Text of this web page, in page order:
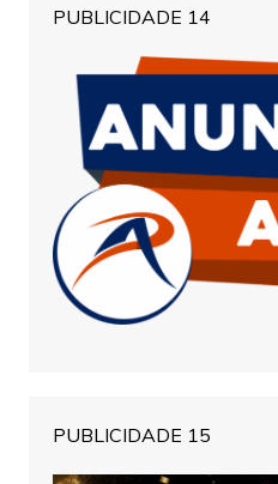
PUBLICIDADE 14
PUBLICIDADE 15